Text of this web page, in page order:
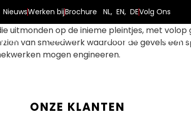
NieuwsWerken bijBrochure NL, EN, DEVolg Ons
Projecten Trainingen
horeca. Dit bijzondere project ligt tussen
in Greenwich Village in New York. Een
uitmonden op de inieme pleintjes, met
van smeedwerk waardoor de gevels een
mogen engineeren.
ONZE KLANTEN